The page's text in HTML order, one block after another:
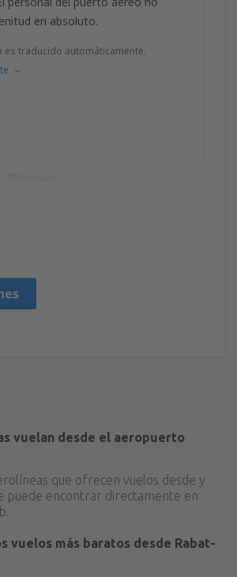
en absoluto.
es traducido automáticamente.
vuelan desde el aeropuerto
que ofrecen vuelos desde y
puede encontrar directamente en
vuelos más baratos desde Rabat-